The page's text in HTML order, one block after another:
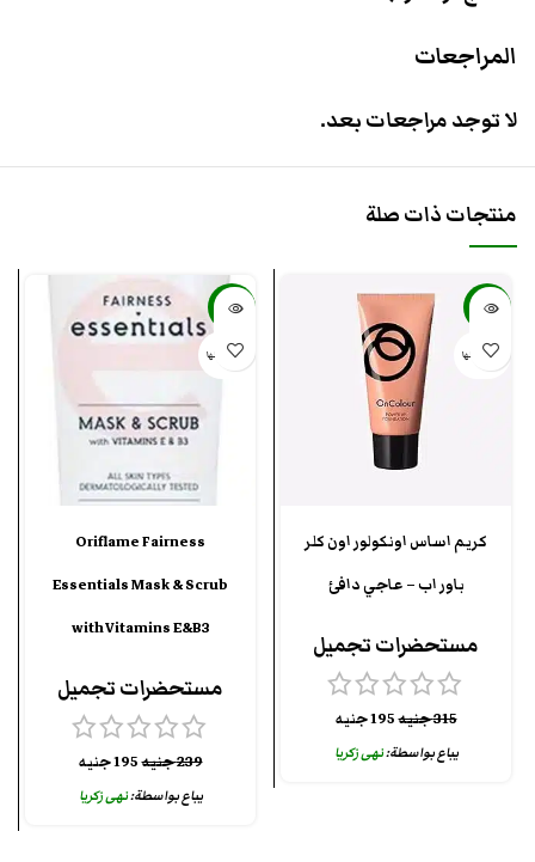
المراجعات
لا توجد مراجعات بعد.
منتجات ذات صلة
-38%
بيعت كلها
كريم اساس اونكولور اون كلر
باور اب – عاجي دافئ
مستحضرات تجميل
315جنيه195جنيه
يباع بواسطة:نهى زكريا
-18%
بيعت كلها
Oriflame Fairness
Essentials Mask & Scrub
with Vitamins E&B3
مستحضرات تجميل
239جنيه195جنيه
يباع بواسطة:نهى زكريا